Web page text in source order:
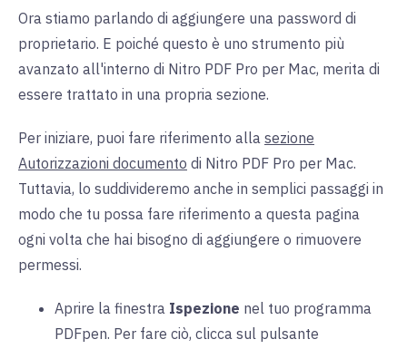
Ora stiamo parlando di aggiungere una password di
proprietario. E poiché questo è uno strumento più
avanzato all'interno di Nitro PDF Pro per Mac, merita di
essere trattato in una propria sezione.
Per iniziare, puoi fare riferimento alla sezione
Autorizzazioni documento di Nitro PDF Pro per Mac.
Tuttavia, lo suddivideremo anche in semplici passaggi in
modo che tu possa fare riferimento a questa pagina
ogni volta che hai bisogno di aggiungere o rimuovere
permessi.
Aprire la finestra Ispezione nel tuo programma
PDFpen. Per fare ciò, clicca sul pulsante